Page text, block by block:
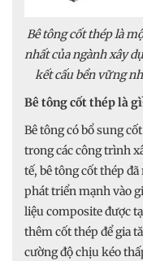
Bê tông cốt thép là
nhất của ngành xây
kết cấu bền vững
Bê tông cốt thép là
Bê tông có bổ sung
trong các công trình
tế, bê tông cốt thép
phát triển mạnh vào
liệu composite được
thêm cốt thép để gia
cường độ chịu kéo